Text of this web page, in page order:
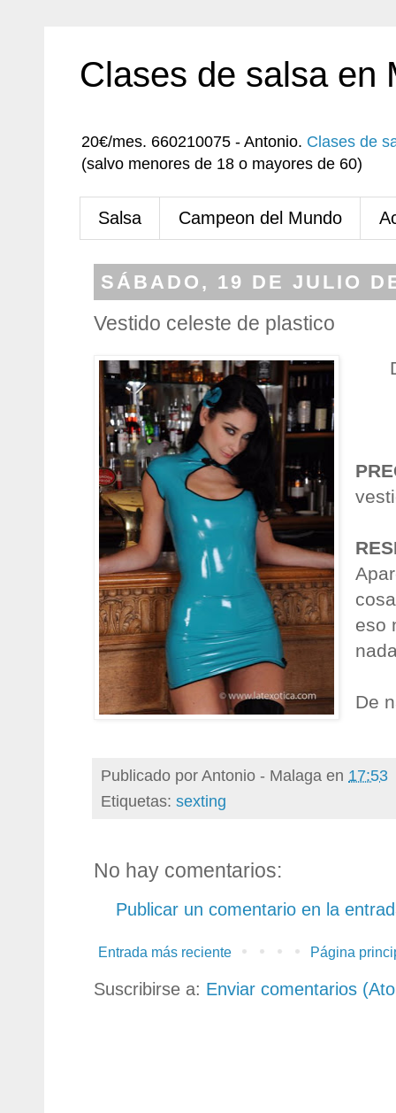
Clases de salsa en
20€/mes. 660210075 - Antonio. Clases de
(salvo menores de 18 o mayores de 60)
Salsa Campeon del Mundo
SÁBADO, 19 DE JULIO
Vestido celeste de plastico
eso
De
Publicado porAntonio - Malaga en 17:53
Etiquetas: sexting
No hay comentarios:
Publicar un comentario en la
Entrada más reciente Página
Suscribirse a: Enviar comentarios